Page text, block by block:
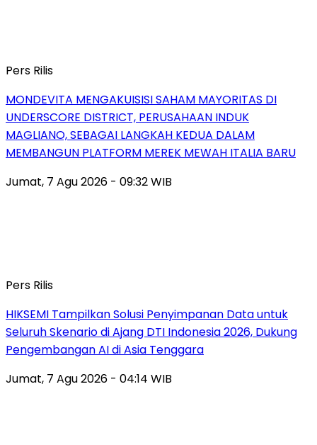
Pers Rilis
MONDEVITA MENGAKUISISI SAHAM MAYORITAS DI
UNDERSCORE DISTRICT, PERUSAHAAN INDUK
MAGLIANO, SEBAGAI LANGKAH KEDUA DALAM
MEMBANGUN PLATFORM MEREK MEWAH ITALIA BARU
Jumat, 7 Agu 2026 - 09:32 WIB
Pers Rilis
HIKSEMI Tampilkan Solusi Penyimpanan Data untuk
Seluruh Skenario di Ajang DTI Indonesia 2026, Dukung
Pengembangan AI di Asia Tenggara
Jumat, 7 Agu 2026 - 04:14 WIB